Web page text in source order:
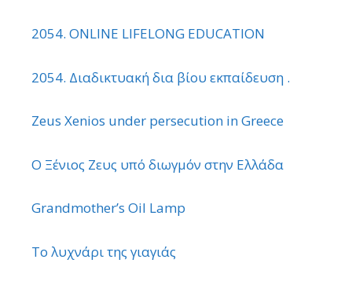
2054. ONLINE LIFELONG EDUCATION
2054. Διαδικτυακή δια βίου εκπαίδευση .
Zeus Xenios under persecution in Greece
Ο Ξένιος Ζευς υπό διωγμόν στην Ελλάδα
Grandmother’s Oil Lamp
Το λυχνάρι της γιαγιάς